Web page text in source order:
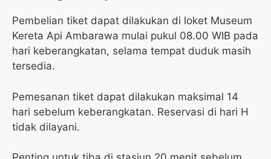
Pembelian tiket dapat dilakukan di loket Museum
Kereta Api Ambarawa mulai pukul 08.00 WIB pada
hari keberangkatan, selama tempat duduk masih
tersedia.
Pemesanan tiket dapat dilakukan maksimal 14
hari sebelum keberangkatan. Reservasi di hari H
tidak dilayani.